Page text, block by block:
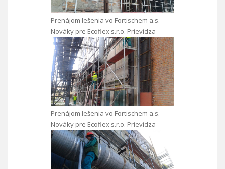
Prenájom lešenia vo Fortischem a.s.
Nováky pre Ecoflex s.r.o. Prievidza
Prenájom lešenia vo Fortischem a.s.
Nováky pre Ecoflex s.r.o. Prievidza